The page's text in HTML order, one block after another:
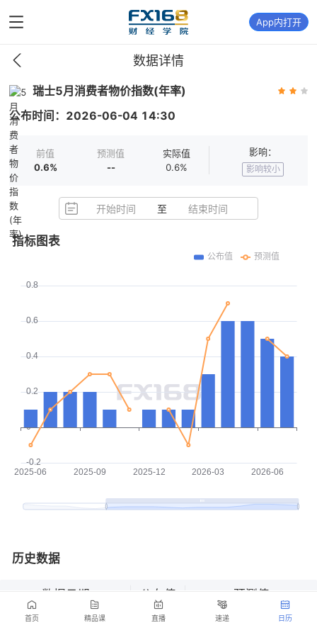
App内打开
数据详情
瑞士5月消费者物价指数(年率)
公布时间： 2026-06-04 14:30
前值
0.6%
预测值
--
实际值
0.6%
影响：
影响较小
开始时间 至 结束时间
指标图表
历史数据
数据日期 公布值 预测值
2026-07 0.4%
首页 精品课 直播 速递 日历